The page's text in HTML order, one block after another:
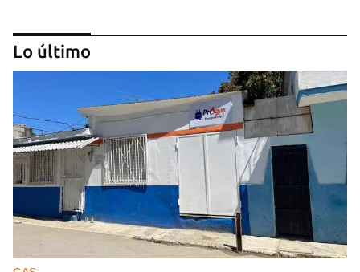
GUERRA
Ucrania ataca otro centro logístico del Amazon
ruso, esta vez en los Urales
Lo último